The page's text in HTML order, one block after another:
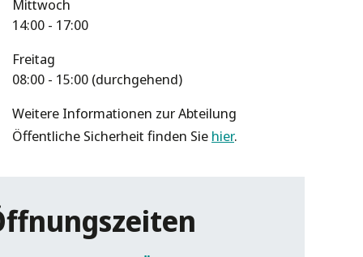
Mittwoch
14:00 - 17:00
Freitag
08:00 - 15:00 (durchgehend)
Weitere Informationen zur Abteilung
Öffentliche Sicherheit finden Siehier.